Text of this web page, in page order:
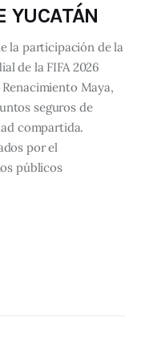
YUCATÁN
la participación de la
de la FIFA 2026
Maya,
seguros de
compartida.
por el
públicos